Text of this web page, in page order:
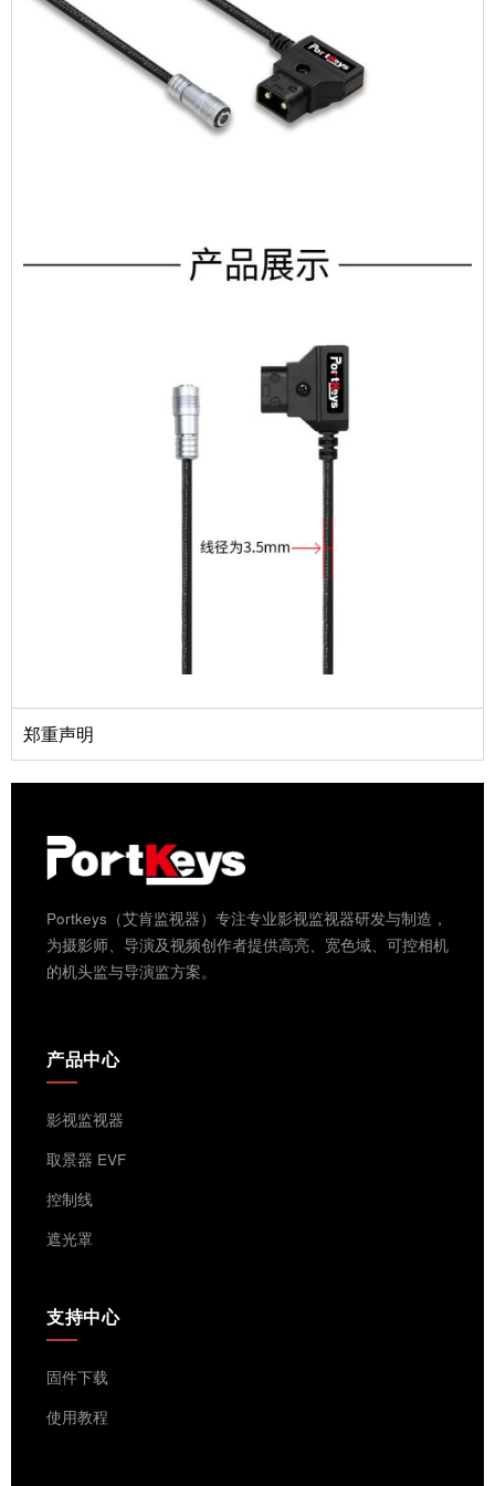
郑重声明
Portkeys（艾肯监视器）专注专业影视监视器研发与制造，
为摄影师、导演及视频创作者提供高亮、宽色域、可控相机
的机头监与导演监方案。
产品中心
影视监视器
取景器 EVF
控制线
遮光罩
支持中心
固件下载
使用教程